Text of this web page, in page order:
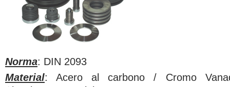
Norma: DIN 2093
Material: Acero al carbono / Cromo